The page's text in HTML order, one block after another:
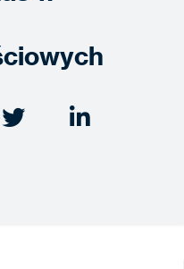
 